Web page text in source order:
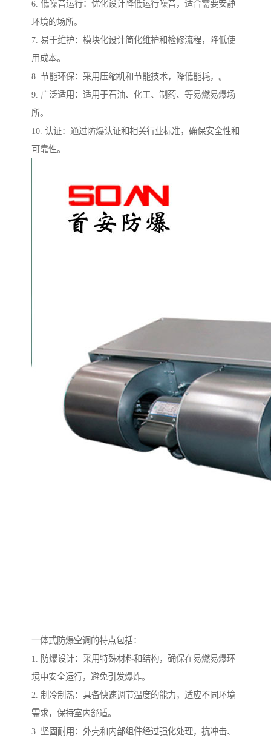
6. 低噪音运行：优化设计降低运行噪音，适合需要安静
环境的场所。
7. 易于维护：模块化设计简化维护和检修流程，降低使
用成本。
8. 节能环保：采用压缩机和节能技术，降低能耗，。
9. 广泛适用：适用于石油、化工、制药、等易燃易爆场
所。
10. 认证：通过防爆认证和相关行业标准，确保安全性和
可靠性。
一体式防爆空调的特点包括：
1. 防爆设计：采用特殊材料和结构，确保在易燃易爆环
境中安全运行，避免引发爆炸。
2. 制冷制热：具备快速调节温度的能力，适应不同环境
需求，保持室内舒适。
3. 坚固耐用：外壳和内部组件经过强化处理，抗冲击、